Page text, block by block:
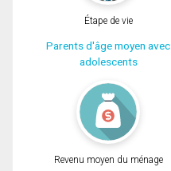
Étape de vie
Parents d'âge moyen avec
adolescents
Revenu moyen du ménage